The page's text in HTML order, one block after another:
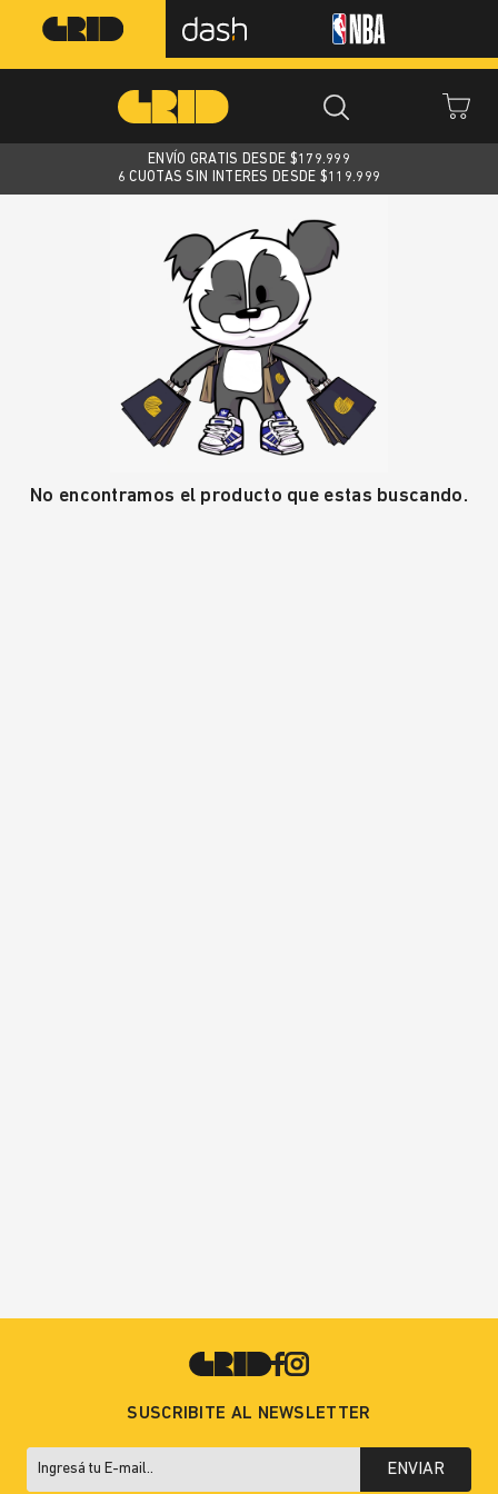
ENVÍO GRATIS DESDE $179.999
6 CUOTAS SIN INTERES DESDE $119.999
No encontramos el producto que estas buscando.
SUSCRIBITE AL NEWSLETTER
ENVIAR